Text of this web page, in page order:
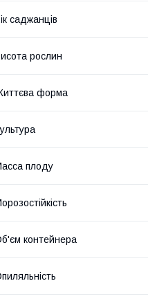
саджанців
рослин
форма
плоду
контейнера